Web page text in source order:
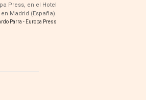
Press, en el Hotel
Madrid (España).
Parra - Europa Press